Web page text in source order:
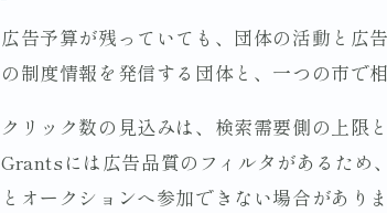
広告予算が残っていても、団体の活動と広
の制度情報を発信する団体と、一つの市で
クリック数の見込みは、検索需要側の上限
Grantsには広告品質のフィルタがあるため
とオークションへ参加できない場合がありま